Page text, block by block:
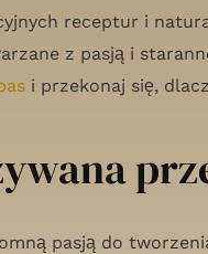
receptur i
z pasją i
i przekonaj się,
pasją do